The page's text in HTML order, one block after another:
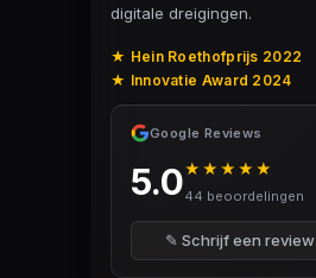
digitale dreigingen.
★ Hein Roethofprijs 2022
★ Innovatie Award 2024
Google Reviews
5.0★★★★★
44 beoordelingen
✎ Schrijf een review